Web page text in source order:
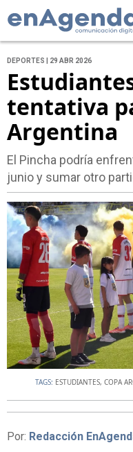
DEPORTES | 29 ABR 2026
tentativa
Argentina
El Pincha podría
junio y sumar otro
TAGS: ESTUDIANTES, COPA
Por: Redacción